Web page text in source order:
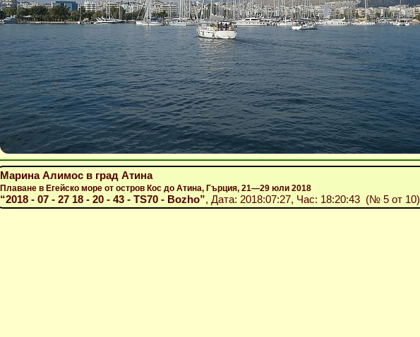
Марина Алимос в град Атина
Плаване в Егейско море от остров Кос до Атина, Гърция, 21—29 юли 2018
“2018 - 07 - 27 18 - 20 - 43 - TS70 - Bozho”, Дата: 2018:07:27, Час: 18:20:43 (№ 5 от 10)